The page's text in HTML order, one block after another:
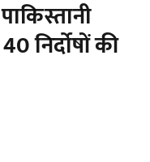
निर्दोषों की